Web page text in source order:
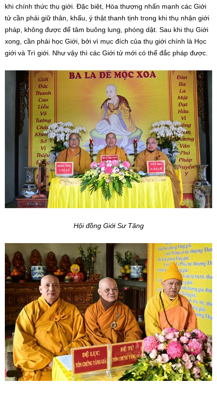
khi chính thức thụ giới. Đặc biệt, Hòa thượng nhấn mạnh các Giới
tử cần phải giữ thân, khẩu, ý thật thanh tịnh trong khi thụ nhận giới
pháp, không được để tâm buông lung, phóng dật. Sau khi thụ Giới
xong, cần phải học Giới, bởi vì mục đích của thụ giới chính là Học
giới và Trì giới. Như vậy thì các Giới tử mới có thể đắc pháp được.
Hội đồng Giới Sư Tăng